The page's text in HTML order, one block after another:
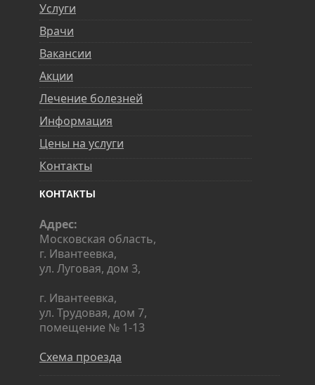
Услуги
Врачи
Вакансии
Акции
Лечение болезней
Информация
Цены на услуги
Контакты
КОНТАКТЫ
Адрес:
Московская область,
г. Ивантеевка,
ул. Луговая, дом 3,
г. Ивантеевка,
ул. Трудовая, дом 7,
помещение № 1-13
Схема проезда